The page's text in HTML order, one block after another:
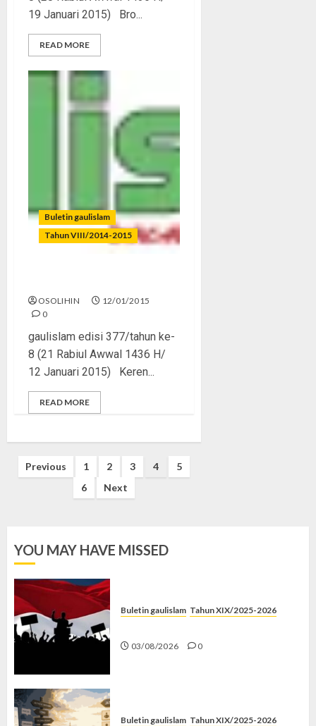
19 Januari 2015) Bro...
READ MORE
Buletin gaulislam
Tahun VIII/2014-2015
OSOLIHIN
12/01/2015
0
gaulislam edisi 377/tahun ke-
8 (21 Rabiul Awwal 1436 H/
12 Januari 2015) Keren...
READ MORE
Posts
pagination
Previous 1 2 3 4
5
6
Next
YOU MAY HAVE MISSED
Buletin gaulislam Tahun XIX/2025-2026
03/08/2026 0
Buletin gaulislam Tahun XIX/2025-2026